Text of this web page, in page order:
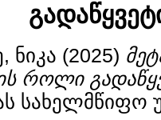
ნიკა (2025)
როლი
სახელმწიფო